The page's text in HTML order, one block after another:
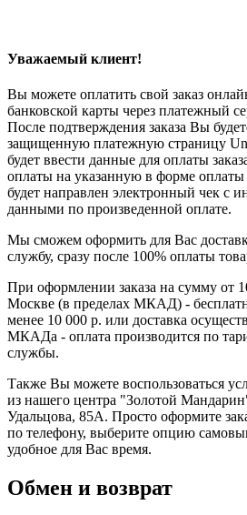
Уважаемый клиент!
Вы можете оплатить свой заказ
банковской карты через платежный
После подтверждения заказа Вы
защищенную платежную страницу
будет ввести данные для оплаты
оплаты на указанную в форме
будет направлен электронный чек с
данными по произведенной оплате.
Мы сможем оформить для Вас
службу, сразу после 100% оплаты
При оформлении заказа на сумму от
Москве (в пределах МКАД) -
менее 10 000 р. или доставка
МКАДа - оплата производится по
службы.
Также Вы можете воспользоваться
из нашего центра "Золотой
Удальцова, 85А. Просто оформите
по телефону, выберите опцию
удобное для Вас время.
Обмен и возврат